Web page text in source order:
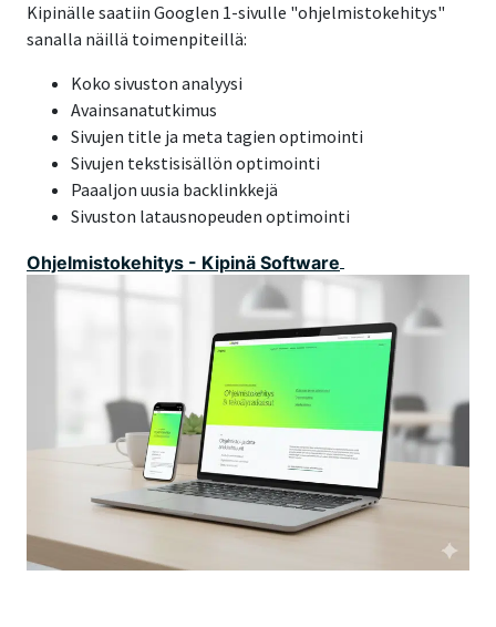
Kipinälle saatiin Googlen 1-sivulle "ohjelmistokehitys"
sanalla näillä toimenpiteillä:
Koko sivuston analyysi
Avainsanatutkimus
Sivujen title ja meta tagien optimointi
Sivujen tekstisisällön optimointi
Paaaljon uusia backlinkkejä
Sivuston latausnopeuden optimointi
Ohjelmistokehitys - Kipinä Software